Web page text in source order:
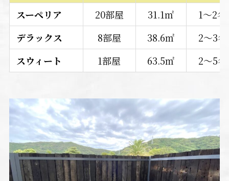
スーペリア 20部屋 31.1㎡
1～2名
デラックス
8部屋 38.6㎡
2～3名
スウィート
1部屋 63.5㎡ 2～5名